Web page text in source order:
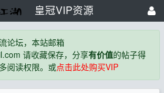
皇冠VIP资源
论坛，本站邮箱
请收藏保存，分享有价值的帖子得
阅读权限。或点击此处购买VIP